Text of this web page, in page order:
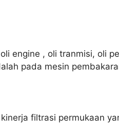
engine , oli tranmisi, oli
pada mesin
filtrasi permukaan